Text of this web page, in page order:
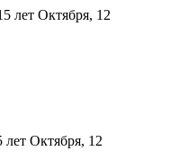
лет Октября, 12
лет Октября, 12